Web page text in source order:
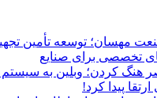
مهسان؛ توسعه تأمین
تخصصی برای صنایع
هنگ کردن؛ وبلین به
پیدا کرد!